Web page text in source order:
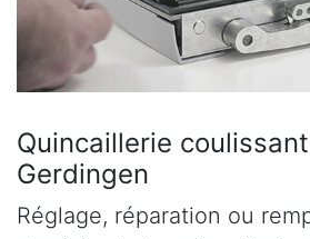
Quincaillerie
Gerdingen
Réglage, réparation ou